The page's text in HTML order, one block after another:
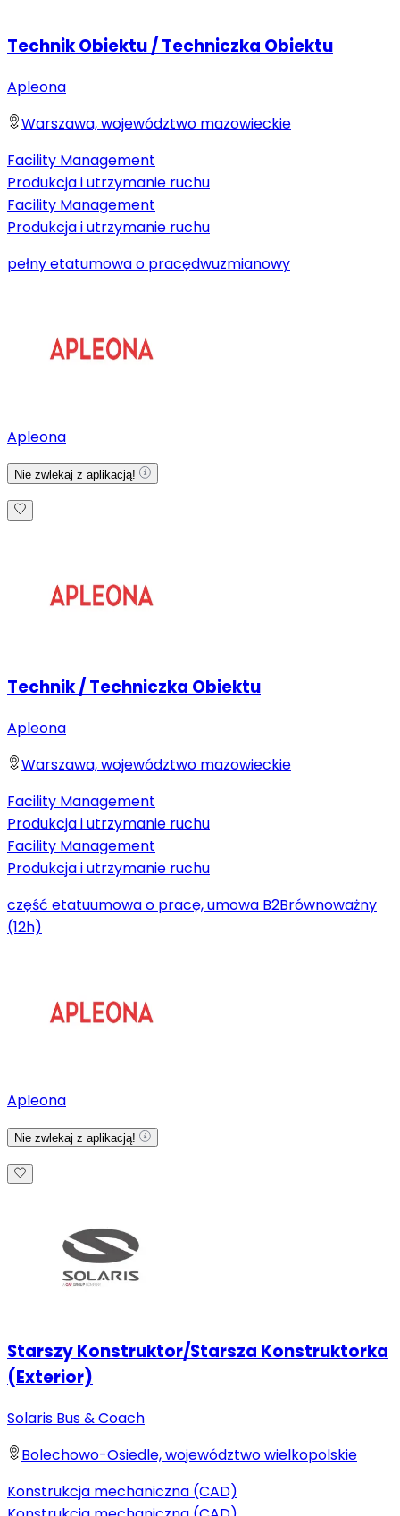
Technik Obiektu / Techniczka Obiektu
Apleona
Warszawa, województwo mazowieckie
Facility Management
Produkcja i utrzymanie ruchu
Facility Management
Produkcja i utrzymanie ruchu
pełny etatumowa o pracędwuzmianowy
Apleona
Nie zwlekaj z aplikacją!
Technik / Techniczka Obiektu
Apleona
Warszawa, województwo mazowieckie
Facility Management
Produkcja i utrzymanie ruchu
Facility Management
Produkcja i utrzymanie ruchu
część etatuumowa o pracę, umowa B2Brównoważny
(12h)
Apleona
Nie zwlekaj z aplikacją!
Starszy Konstruktor/Starsza Konstruktorka
(Exterior)
Solaris Bus & Coach
Bolechowo-Osiedle, województwo wielkopolskie
Konstrukcja mechaniczna (CAD)